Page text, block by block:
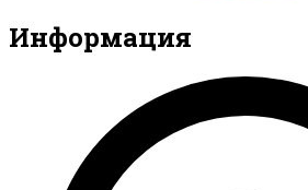
Информация